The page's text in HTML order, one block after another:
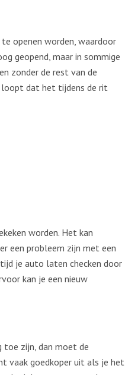
openen worden, waardoor
geopend, maar in sommige
zonder de rest van de
loopt dat het tijdens de rit
worden. Het kan
een probleem zijn met een
je auto laten checken door
kan je een nieuw
toe zijn, dan moet de
vaak goedkoper uit als je het